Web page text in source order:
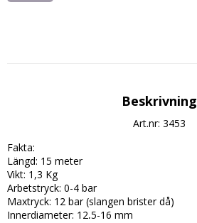
Beskrivning
Art.nr: 3453
Fakta:
Längd: 15 meter
Vikt: 1,3 Kg
Arbetstryck: 0-4 bar
Maxtryck: 12 bar (slangen brister då)
Innerdiameter: 12,5-16 mm